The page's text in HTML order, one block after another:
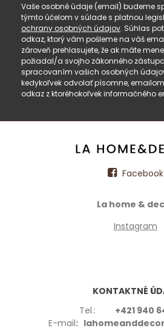
Vaše osobné údaje (email) budeme
týmto účelom v súlade s platnou
ochrany osobných údajov. Súhlas
odkaz, ktorý vám pošleme na váš
zároveň prehlasujete, že ak máte
požiadal/a svojho zákonného
spracovaním vašich osobných
kedykoľvek odvolať písomne,
odkaz z ktoréhokoľvek informačného
Facebook
La home &
Instagram
KONTAKTNÉ
Tel.: +421 940
E-mail: